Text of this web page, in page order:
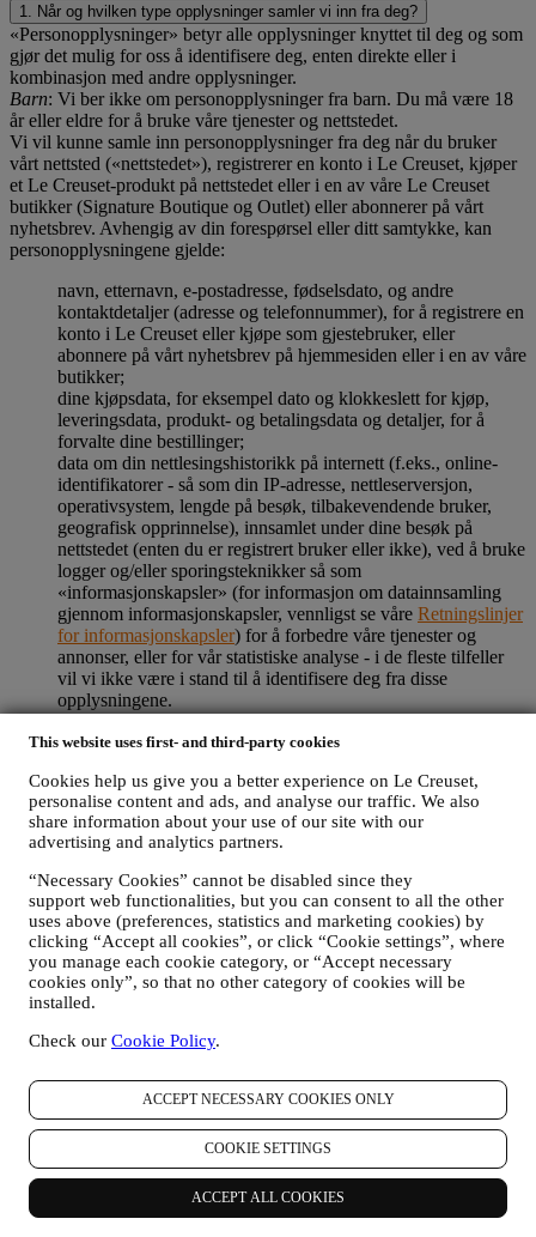
This website uses first- and third-party cookies
Cookies help us give you a better experience on Le Creuset,
personalise content and ads, and analyse our traffic. We also
share information about your use of our site with our
advertising and analytics partners.
“Necessary Cookies” cannot be disabled since they
support web functionalities, but you can consent to all the other
uses above (preferences, statistics and marketing cookies) by
clicking “Accept all cookies”, or click “Cookie settings”, where
you manage each cookie category, or “Accept necessary
cookies only”, so that no other category of cookies will be
installed.
Check our Cookie Policy.
ACCEPT NECESSARY COOKIES ONLY
COOKIE SETTINGS
ACCEPT ALL COOKIES
1. Når og hvilken type opplysninger samler vi inn fra deg?
«Personopplysninger» betyr alle opplysninger knyttet til deg og som
gjør det mulig for oss å identifisere deg, enten direkte eller i
kombinasjon med andre opplysninger.
Barn: Vi ber ikke om personopplysninger fra barn. Du må være 18
år eller eldre for å bruke våre tjenester og nettstedet.
Vi vil kunne samle inn personopplysninger fra deg når du bruker
vårt nettsted («nettstedet»), registrerer en konto i Le Creuset, kjøper
et Le Creuset-produkt på nettstedet eller i en av våre Le Creuset
butikker (Signature Boutique og Outlet) eller abonnerer på vårt
nyhetsbrev. Avhengig av din forespørsel eller ditt samtykke, kan
personopplysningene gjelde:
navn, etternavn, e-postadresse, fødselsdato, og andre
kontaktdetaljer (adresse og telefonnummer), for å registrere en
konto i Le Creuset eller kjøpe som gjestebruker, eller
abonnere på vårt nyhetsbrev på hjemmesiden eller i en av våre
butikker;
dine kjøpsdata, for eksempel dato og klokkeslett for kjøp,
leveringsdata, produkt- og betalingsdata og detaljer, for å
forvalte dine bestillinger;
data om din nettlesingshistorikk på internett (f.eks., online-
identifikatorer - så som din IP-adresse, nettleserversjon,
operativsystem, lengde på besøk, tilbakevendende bruker,
geografisk opprinnelse), innsamlet under dine besøk på
nettstedet (enten du er registrert bruker eller ikke), ved å bruke
logger og/eller sporingsteknikker så som
«informasjonskapsler» (for informasjon om datainnsamling
gjennom informasjonskapsler, vennligst se våre Retningslinjer
for informasjonskapsler) for å forbedre våre tjenester og
annonser, eller for vår statistiske analyse - i de fleste tilfeller
vil vi ikke være i stand til å identifisere deg fra disse
opplysningene.
samhandlinger med oss (for eksempel dine meldinger, chats,
Personopplysningene som samles inn fra deg når du bruker
nettstedet eller ellers oppgir personlig identifiserende opplysninger er
dermed beskyttet og personvernrettighetene dine blir forklart i punkt
H) nedenfor.
2. Hvem samler inn dine opplysninger?
Den dataansvarlige for de e-handelstjenester som tilbys gjennom
nettstedet er Le Creuset Scandinavia, Taastrup Hovedgade 12, 2630
Taastrup, Danmark.
Hvis du bestemmer deg for å motta markedsføring fra oss, vil du bli
en del av Le Creuset-konsernets forbrukerdatabase som forvaltes,
Creuset Group AG, med registrert kontor i Neuhofstrasse 4, Baar,
SL, NUF B62153630, med kontorer i Paseo de Gracia 9 2º, 08007
Barcelona, Spania), som basert på en avtale om felles
behandlingsansvar, som hovedsakelig innebærer at (a) Le Creuset
Group AG er ansvarlig for den generelle markedsføringsstrategi og
personlig kundeopplevelse; (b) lokale Le Creuset-enheter drar nytte
av og implementerer den nevnte strategien, samt utvikler egne
markedsføringskommunikasjoner og -initiativ på lokalt nivå